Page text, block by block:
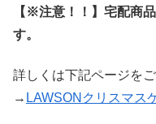
【※注意！！】宅配商
す。
詳しくは下記ページをご
→ LAWSONクリスマス